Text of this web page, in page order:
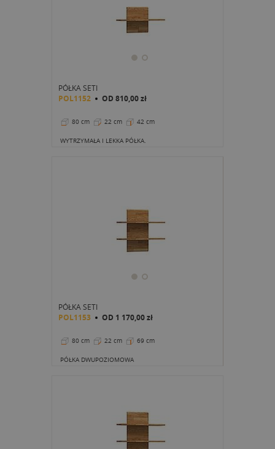
PÓŁKA SETI
POL1152 OD 810,00 zł
80 cm 22 cm 42 cm
WYTRZYMAŁA I LEKKA PÓŁKA.
PÓŁKA SETI
POL1153 OD 1 170,00 zł
80 cm 22 cm 69 cm
PÓŁKA DWUPOZIOMOWA